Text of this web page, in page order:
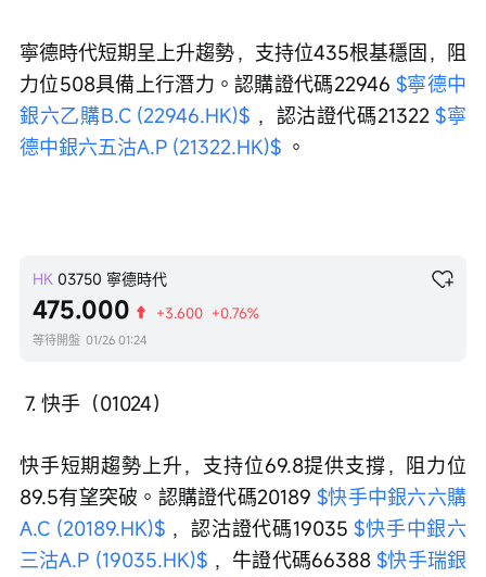
寧德時代短期呈上升趨勢，支持位435根基穩固，阻
力位508具備上行潛力。認購證代碼22946 $寧德中
銀六乙購B.C (22946.HK)$ ，認沽證代碼21322 $寧
德中銀六五沽A.P (21322.HK)$ 。
HK 03750 寧德時代
475.000 +3.600 +0.76%
等待開盤 01/26 01:24
7. 快手（01024）
快手短期趨勢上升，支持位69.8提供支撐，阻力位
89.5有望突破。認購證代碼20189 $快手中銀六六購
A.C (20189.HK)$ ，認沽證代碼19035 $快手中銀六
三沽A.P (19035.HK)$ ，牛證代碼66388 $快手瑞銀